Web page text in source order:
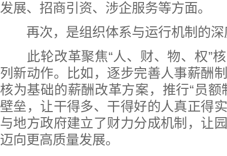
发展、招商引资、涉企服务等方面。
再次，是组织体系与运行机制的深
此轮改革聚焦“人、财、物、权”核
列新动作。比如，逐步完善人事薪酬
核为基础的薪酬改革方案，推行“员额
壁垒，让干得多、干得好的人真正得
与地方政府建立了财力分成机制，让
迈向更高质量发展。